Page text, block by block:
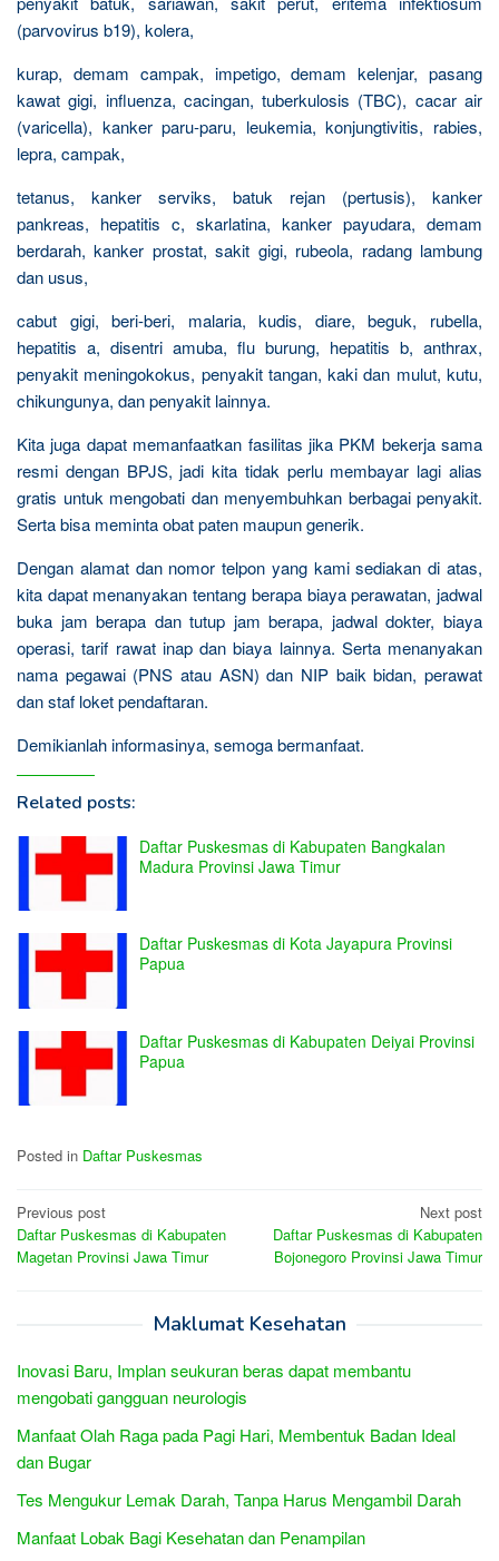
(parvovirus b19), kolera,
kurap, demam campak, impetigo, demam kelenjar, pasang
kawat gigi, influenza, cacingan, tuberkulosis (TBC), cacar air
(varicella), kanker paru-paru, leukemia, konjungtivitis, rabies,
lepra, campak,
tetanus, kanker serviks, batuk rejan (pertusis), kanker
pankreas, hepatitis c, skarlatina, kanker payudara, demam
berdarah, kanker prostat, sakit gigi, rubeola, radang lambung
dan usus,
cabut gigi, beri-beri, malaria, kudis, diare, beguk, rubella,
hepatitis a, disentri amuba, flu burung, hepatitis b, anthrax,
penyakit meningokokus, penyakit tangan, kaki dan mulut, kutu,
chikungunya, dan penyakit lainnya.
Kita juga dapat memanfaatkan fasilitas jika PKM bekerja sama
resmi dengan BPJS, jadi kita tidak perlu membayar lagi alias
gratis untuk mengobati dan menyembuhkan berbagai penyakit.
Serta bisa meminta obat paten maupun generik.
Dengan alamat dan nomor telpon yang kami sediakan di atas,
kita dapat menanyakan tentang berapa biaya perawatan, jadwal
buka jam berapa dan tutup jam berapa, jadwal dokter, biaya
operasi, tarif rawat inap dan biaya lainnya. Serta menanyakan
nama pegawai (PNS atau ASN) dan NIP baik bidan, perawat
dan staf loket pendaftaran.
Demikianlah informasinya, semoga bermanfaat.
Related posts:
Daftar Puskesmas di Kabupaten Bangkalan
Madura Provinsi Jawa Timur
Daftar Puskesmas di Kota Jayapura Provinsi
Papua
Daftar Puskesmas di Kabupaten Deiyai Provinsi
Papua
Posted in Daftar Puskesmas
Post
navigation
Previous post
Daftar Puskesmas di Kabupaten
Magetan Provinsi Jawa Timur
Next post
Daftar Puskesmas di Kabupaten
Bojonegoro Provinsi Jawa Timur
Maklumat Kesehatan
Inovasi Baru, Implan seukuran beras dapat membantu
mengobati gangguan neurologis
Manfaat Olah Raga pada Pagi Hari, Membentuk Badan Ideal
dan Bugar
Tes Mengukur Lemak Darah, Tanpa Harus Mengambil Darah
Manfaat Lobak Bagi Kesehatan dan Penampilan